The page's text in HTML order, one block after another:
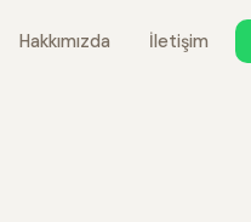
Hakkımızda İletişim